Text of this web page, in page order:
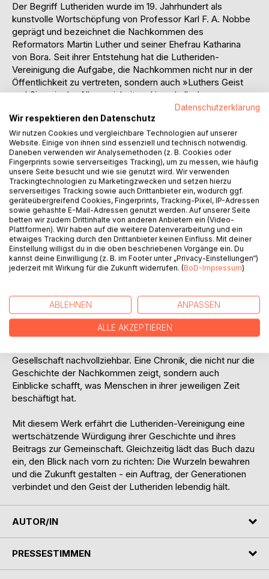
Der Begriff Lutheriden wurde im 19. Jahrhundert als
kunstvolle Wortschöpfung von Professor Karl F. A. Nobbe
geprägt und bezeichnet die Nachkommen des
Reformators Martin Luther und seiner Ehefrau Katharina
von Bora. Seit ihrer Entstehung hat die Lutheriden-
Vereinigung die Aufgabe, die Nachkommen nicht nur in der
Öffentlichkeit zu vertreten, sondern auch »Luthers Geist
und Sinn« in der Allgemeinheit und innerhalb der
Nachkommen zu pflegen und zu bewahren. Ihr Wirken
reicht weit über die genealogische Forschung hinaus,
indem es den Dialog zwischen Vergangenheit und Zukunft
fördert und die Bedeutung familiärer Wurzeln für unsere
heutige Gesellschaft hervorhebt.
Das Buch vereint Gastbeiträge von herausragenden
Persönlichkeiten wie Landesbischof Friedrich Kramer,
Bischof Frank Kopania und weiteren Wegbegleitern, die die
Reflexion über die Rolle der Lutheriden in Familie, Kirche
und Gesellschaft bereichern. Im Mittelpunkt stehen Fragen
nach der Verantwortung für die Zukunft, dem Bewahren
von Traditionen und der aktiven Gestaltung des
gesellschaftlichen Miteinanders.
Die Beschreibung der 300-jährigen genealogischen
Forschung sowie historische Einblicke in die Entwicklung
der Lutheriden-Vereinigung von 1926 bis in die heutige Zeit,
eingebettet in das Zeitgeschehen Deutschlands und der
Gesellschaft nachvollziehbar. Eine Chronik, die nicht nur die
Geschichte der Nachkommen zeigt, sondern auch
Einblicke schafft, was Menschen in ihrer jeweiligen Zeit
beschäftigt hat.
Mit diesem Werk erfährt die Lutheriden-Vereinigung eine
wertschätzende Würdigung ihrer Geschichte und ihres
Beitrags zur Gemeinschaft. Gleichzeitig lädt das Buch dazu
ein, den Blick nach vorn zu richten: Die Wurzeln bewahren
und die Zukunft gestalten - ein Auftrag, der Generationen
verbindet und den Geist der Lutheriden lebendig hält.
AUTOR/IN
PRESSESTIMMEN
Datenschutzerklärung
Wir respektieren den Datenschutz
Wir nutzen Cookies und vergleichbare Technologien auf unserer
Website. Einige von ihnen sind essenziell und technisch notwendig.
Daneben verwenden wir Analysemethoden (z. B. Cookies oder
Fingerprints sowie serverseitiges Tracking), um zu messen, wie häufig
unsere Seite besucht und wie sie genutzt wird. Wir verwenden
Trackingtechnologien zu Marketingzwecken und setzen hierzu
serverseitiges Tracking sowie auch Drittanbieter ein, wodurch ggf.
geräteübergreifend Cookies, Fingerprints, Tracking-Pixel, IP-Adressen
sowie gehashte E-Mail-Adressen genutzt werden. Auf unserer Seite
betten wir zudem Drittinhalte von anderen Anbietern ein (Video-
Plattformen). Wir haben auf die weitere Datenverarbeitung und ein
etwaiges Tracking durch den Drittanbieter keinen Einfluss. Mit deiner
Einstellung willigst du in die oben beschriebenen Vorgänge ein. Du
kannst deine Einwilligung (z. B. im Footer unter „Privacy-Einstellungen“)
jederzeit mit Wirkung für die Zukunft widerrufen. (BoD-Impressum)
ABLEHNEN ANPASSEN
ALLE AKZEPTIEREN